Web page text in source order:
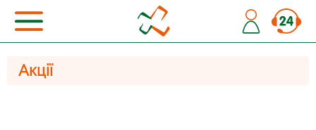
Акції